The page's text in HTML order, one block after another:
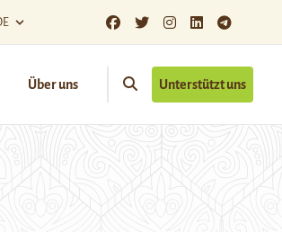
Über uns Unterstützt uns